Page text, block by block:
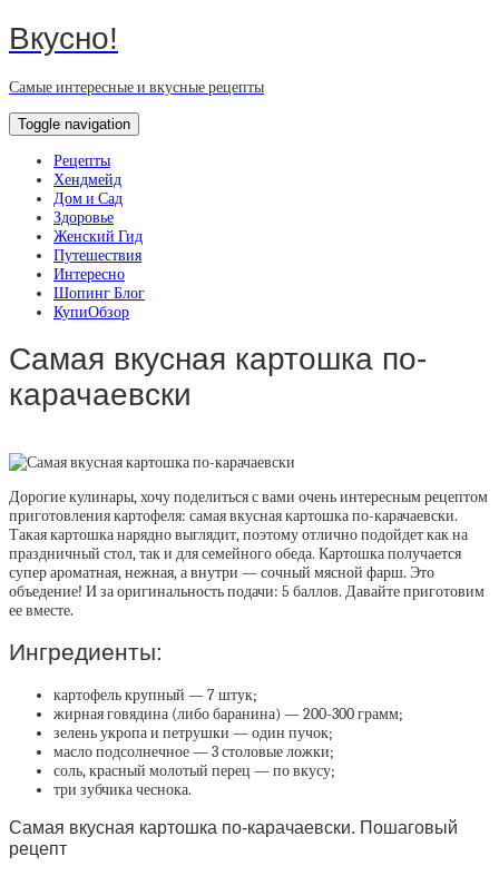
Вкусно!
Самые интересные и вкусные рецепты
Toggle navigation
Рецепты
Хендмейд
Дом и Сад
Здоровье
Женский Гид
Путешествия
Интересно
Шопинг Блог
КупиОбзор
Самая вкусная картошка по-
карачаевски
Дорогие кулинары, хочу поделиться с вами очень интересным рецептом
приготовления картофеля: самая вкусная картошка по-карачаевски.
Такая картошка нарядно выглядит, поэтому отлично подойдет как на
праздничный стол, так и для семейного обеда. Картошка получается
супер ароматная, нежная, а внутри — сочный мясной фарш. Это
объедение! И за оригинальность подачи: 5 баллов. Давайте приготовим
ее вместе.
Ингредиенты:
картофель крупный — 7 штук;
жирная говядина (либо баранина) — 200-300 грамм;
зелень укропа и петрушки — один пучок;
масло подсолнечное — 3 столовые ложки;
соль, красный молотый перец — по вкусу;
три зубчика чеснока.
Самая вкусная картошка по-карачаевски. Пошаговый
рецепт